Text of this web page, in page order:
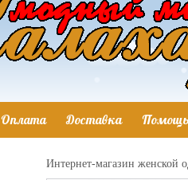
Оплата Доставка
Интернет-магазин женской